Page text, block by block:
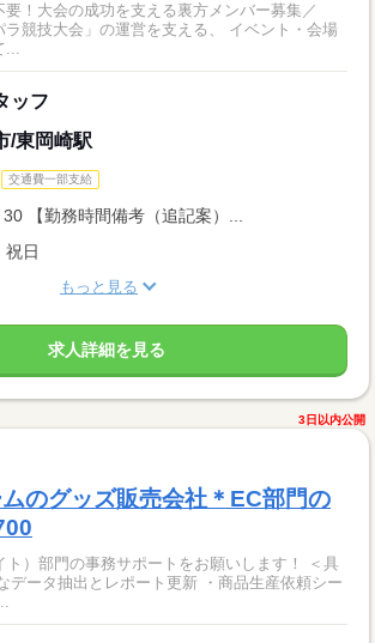
要！大会の成功を支える裏方メンバー募集／
ラ競技大会」の運営を支える、 イベント・会場
...
ッフ
/東岡崎駅
交通費一部支給
【勤務時間備考（追記案）...
祝日
もっと見る
求人詳細を見る
3日以内公開
のグッズ販売会社＊EC部門の
）部門の事務サポートをお願いします！ ＜具
データ抽出とレポート更新 ・商品生産依頼シー